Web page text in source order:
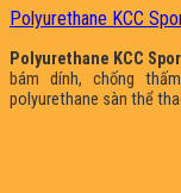
Polyurethane KCC
Polyurethane KCC
bám dính, chống
polyurethane sàn thể